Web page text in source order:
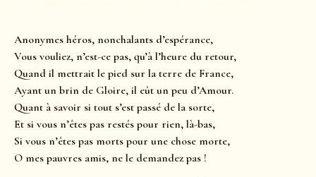
Anonymes héros, nonchalants d’espérance,
Vous vouliez, n’est-ce pas, qu’à l’heure du retour,
Quand il mettrait le pied sur la terre de France,
Ayant un brin de Gloire, il eût un peu d’Amour.
Quant à savoir si tout s’est passé de la sorte,
Et si vous n’êtes pas restés pour rien, là-bas,
Si vous n’êtes pas morts pour une chose morte,
O mes pauvres amis, ne le demandez pas !